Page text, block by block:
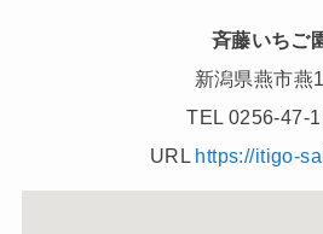
斉藤いちご
新潟県燕市燕
TEL 0256-47-
URL https://itigo-